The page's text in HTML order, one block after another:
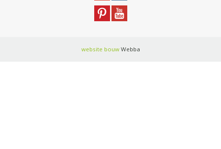
website bouwWebba